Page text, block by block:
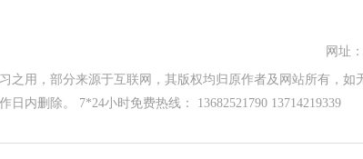
网址
之用，部分来源于互联网，其版权均归原作者及网站所有，
内删除。 7*24小时免费热线： 13682521790 13714219339